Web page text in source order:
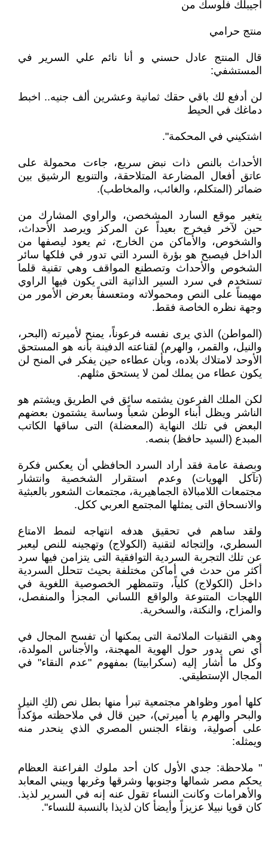
اجيبلك فلوسك من
منتج حرامي
قال المنتج عادل حسني و أنا نائم علي السرير في
المستشفي:
لن أدفع لك باقي حقك ثمانية وعشرين ألف جنيه.. اخبط
دماغك في الحيط
اشتكيني في المحكمة".
الأحداث بالنص ذات نبض سريع، جاءت محمولة على
عاتق أفعال المضارعة المتلاحقة، والتنويع الرشيق بين
ضمائر (المتكلم، والغائب، والمخاطب).
يتغير موقع السارد المشخصن، والراوي المشارك من
حين لآخر فيخرج بعيداً عن المركز ويرصد الأحداث،
والشخوص، والأماكن من الخارج، ثم يعود ليصفها من
الداخل فيصبح هو بؤرة السرد التي تدور في فلكها سائر
الشخوص والأحداث وتصطنع المواقف وهي تقنية قلما
تستخدم في سرد السير الذاتية التى يكون فيها الراوي
مهيمناً على النص ومحمولاته ومتعسفاً بعرض الأمور من
وجهة نظره الخاصة فقط.
(المواطن) الذي يرى نفسه فرعوناً، يمنح لأميرته (البحر،
والنيل، والقمر، والهرم) لقناعته الدفينة بأنه هو المستحق
الأوحد لامتلاك بلاده، وبأن عطاءه حين يفكر في المنح لن
يكون عطاء من يملك لمن لا يستحق مثلهم.
لكن الملك الفرعون يشتمه سائق في الطريق ويشتم هو
الناشر ويظل أبناء الوطن شعباً وساسة يشتمون بعضهم
البعض في تلك النهاية (المعضلة) التى ساقها الكاتب
المبدع (السيد حافظ) بنصه.
وبصفة عامة فقد أراد السرد الحافظي أن يعكس فكرة
(تآكل الهويات) وعدم استقرار الشخصية وانتشار
مجتمعات اللامبالاة الجماهيرية، مجتمعات الشعور بالعبثية
والانسحاق التى يمثلها المجتمع العربي ككل.
ولقد ساهم في تحقيق هدفه انتهاجه لنمط الامتاع
السطري، وإلتجائه لتقنية (الكولاج) وتهجينه للنص ليعبر
عن تلك التجربة السردية التوافقية التى يتزامن فيها سرد
أكثر من حدث في أماكن مختلفة بحيث تتحلل السردية
داخل (الكولاج) كلياً، وتتمظهر الخصوصية اللغوية في
اللهجات المتنوعة والواقع اللساني المجزأ والمنفصل،
والمزاح، والنكتة، والسخرية.
وهي التقنيات الملائمة التى يمكنها أن تفسح المجال في
أي نص يدور حول الهوية المهجنة، والأجناس المولدة،
وكل ما أشار إليه (سكرابيتا) بمفهوم "عدم النقاء" في
المجال الإستطيقي.
كلها أمور وظواهر مجتمعية تبرأ منها بطل نص (لكِ النيل
والبحر والهرم يا أميرتي)، حين قال في ملاحظته مؤكداً
على أصولية، ونقاء الجنس المصري الذي ينحدر منه
ويمثله:
" ملاحظة: جدي الأول كان أحد ملوك الفراعنة العظام
يحكم مصر شمالها وجنوبها وشرقها وغربها ويبني المعابد
والأهرامات وكانت النساء تقول عنه إنه في السرير لذيذ.
كان قويا نبيلا عزيزاً وأيضأ كان لذيذا بالنسبة للنساء".